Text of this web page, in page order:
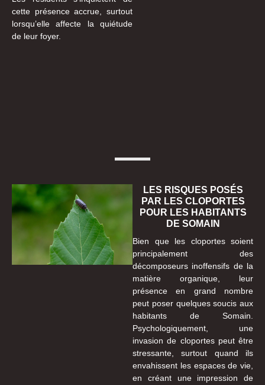
cette présence accrue, surtout
lorsqu’elle affecte la quiétude
de leur foyer.
LES RISQUES POSÉS
PAR LES CLOPORTES
POUR LES HABITANTS
DE SOMAIN
Bien que les cloportes soient
principalement des
décomposeurs inoffensifs de la
matière organique, leur
présence en grand nombre
peut poser quelques soucis aux
habitants de Somain.
Psychologiquement, une
invasion de cloportes peut être
stressante, surtout quand ils
envahissent les espaces de vie,
en créant une impression de